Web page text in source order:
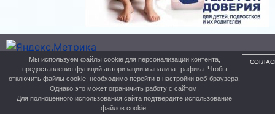
Управление образования
© 2026 г.
Создание сайта - LANSITE.RU
Мы используем файлы cookie для персонализации контента,
предоставления функций авторизации и анализа трафика. Чтобы
отключить файлы cookie, необходимо перейти в настройки веб-браузера.
Однако это может ограничить работу с сайтом.
Для полноценного использования сайта подтвердите использование
файлов cookie.